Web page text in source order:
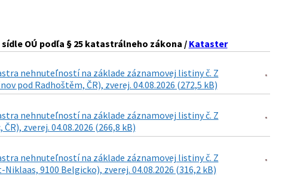
OÚ podľa § 25 katastrálneho zákona / Kataster
nehnuteľností na základe záznamovej listiny č. Z
pod Radhoštěm, ČR), zverej. 04.08.2026 (272,5 kB)
nehnuteľností na základe záznamovej listiny č. Z
zverej. 04.08.2026 (266,8 kB)
nehnuteľností na základe záznamovej listiny č. Z
9100 Belgicko), zverej. 04.08.2026 (316,2 kB)